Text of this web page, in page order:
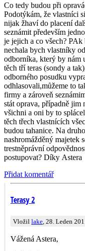
Co tedy budou při
Podotýkám, že vlastníci
nijak žhaví do placení
seznámit především
je jejich a co všech? PAk
nechala bych vlastníky
odborníka, který by nám
těch tří teras (sondy a
odborného posudku
odhlasovali,můžeme to
firmy a zároveň
stát oprava, případně jim
všichni a oni by to
těch třech vlastnících
budou tahanice. Na
nashromážděný majetek
trestněprávní
postupovat? Díky Astera
Přidat komentář
Terasy 2
Vložil lake, 28. Leden
Vážená Astera,